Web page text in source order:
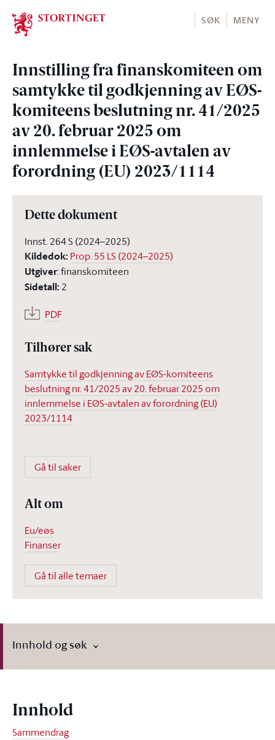
Stortinget.no
SØK MENY
Innstilling fra finanskomiteen om
samtykke til godkjenning av EØS-
komiteens beslutning nr. 41/2025
av 20. februar 2025 om
innlemmelse i EØS-avtalen av
forordning (EU) 2023/1114
Dette dokument
Innst. 264 S (2024–2025)
Kildedok: Prop. 55 LS (2024–2025)
Utgiver:finanskomiteen
Sidetall: 2
PDF
Tilhører sak
Samtykke til godkjenning av EØS-komiteens
beslutning nr. 41/2025 av 20. februar 2025 om
innlemmelse i EØS-avtalen av forordning (EU)
2023/1114
Gå til saker
Alt om
Eu/eøs
Finanser
Gå til alle temaer
Innhold og søk
Innhold
Sammendrag